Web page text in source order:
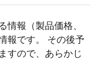
情報（製品価格、
報です。 その後予
すので、あらかじ